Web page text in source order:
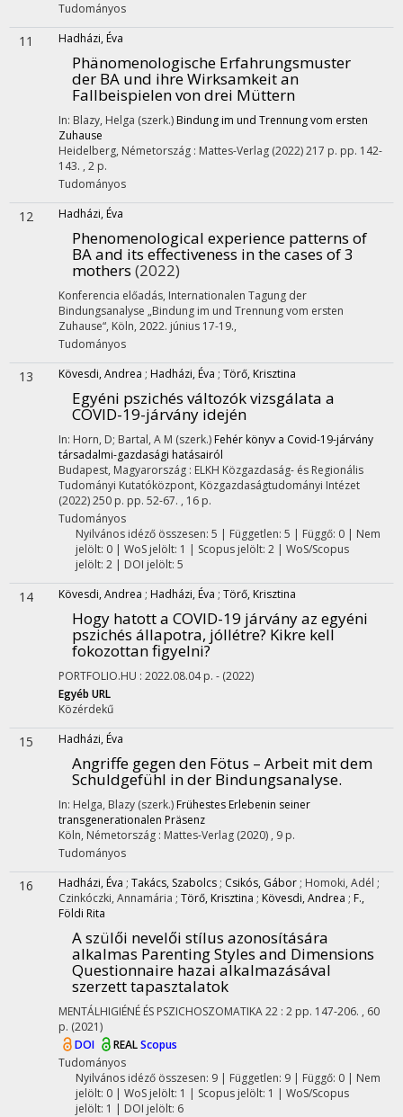
Tudományos
11 Hadházi, Éva
Phänomenologische Erfahrungsmuster
der BA und ihre Wirksamkeit an
Fallbeispielen von drei Müttern
In: Blazy, Helga (szerk.) Bindung im und Trennung vom ersten
Zuhause
Heidelberg, Németország : Mattes-Verlag (2022)217 p. pp. 142-
143. , 2 p.
Tudományos
12 Hadházi, Éva
Phenomenological experience patterns of
BA and its effectiveness in the cases of 3
mothers (2022)
Konferencia előadás, Internationalen Tagung der
Bindungsanalyse „Bindung im und Trennung vom ersten
Zuhause“, Köln, 2022. június 17-19.,
Tudományos
13 Kövesdi, Andrea ; Hadházi, Éva ; Törő, Krisztina
Egyéni pszichés változók vizsgálata a
COVID-19-járvány idején
In: Horn, D; Bartal, A M (szerk.) Fehér könyv a Covid-19-járvány
társadalmi-gazdasági hatásairól
Budapest, Magyarország : ELKH Közgazdaság- és Regionális
Tudományi Kutatóközpont, Közgazdaságtudományi Intézet
(2022)250 p. pp. 52-67. , 16 p.
Tudományos
Nyilvános idéző összesen: 5 | Független: 5 | Függő: 0 | Nem
jelölt: 0 | WoS jelölt: 1 | Scopus jelölt: 2 | WoS/Scopus
jelölt: 2 | DOI jelölt: 5
14 Kövesdi, Andrea ; Hadházi, Éva ; Törő, Krisztina
Hogy hatott a COVID-19 járvány az egyéni
pszichés állapotra, jóllétre? Kikre kell
fokozottan figyelni?
PORTFOLIO.HU : 2022.08.04 p. - (2022)
Egyéb URL
Közérdekű
15 Hadházi, Éva
Angriffe gegen den Fötus – Arbeit mit dem
Schuldgefühl in der Bindungsanalyse.
In: Helga, Blazy (szerk.) Frühestes Erlebenin seiner
transgenerationalen Präsenz
Köln, Németország : Mattes-Verlag (2020) , 9 p.
Tudományos
16 Hadházi, Éva ; Takács, Szabolcs ; Csikós, Gábor ; Homoki, Adél ;
Czinkóczki, Annamária ; Törő, Krisztina ; Kövesdi, Andrea ; F.,
Földi Rita
A szülői nevelői stílus azonosítására
alkalmas Parenting Styles and Dimensions
Questionnaire hazai alkalmazásával
szerzett tapasztalatok
MENTÁLHIGIÉNÉ ÉS PSZICHOSZOMATIKA22 : 2 pp. 147-206. , 60
p. (2021)
DOI
REALScopus
Tudományos
Nyilvános idéző összesen: 9| Független: 9 | Függő: 0 | Nem
jelölt: 0 | WoS jelölt: 1 | Scopus jelölt: 1 | WoS/Scopus
jelölt: 1 | DOI jelölt: 6